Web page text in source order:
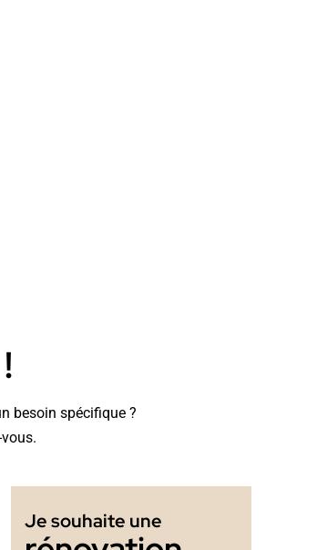
besoin spécifique ?
Je souhaite une